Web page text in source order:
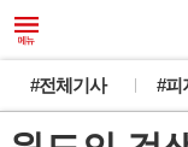
#전체기사 #피